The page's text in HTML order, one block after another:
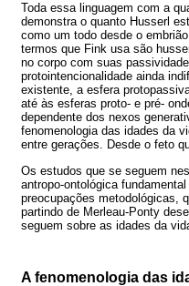
Toda essa linguagem com a
demonstra o quanto Husserl
como um todo desde o
termos que Fink usa são
no corpo com suas
protointencionalidade ainda
existente, a esfera
até às esferas proto- e pré-
dependente dos nexos
fenomenologia das idades da
entre gerações. Desde o feto
Os estudos que se seguem
antropo-ontológica
preocupações metodológicas,
partindo de Merleau-Ponty
seguem sobre as idades da
A fenomenologia das